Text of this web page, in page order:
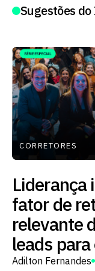
Sugestões
CORRETORES
Liderança
fator de
relevante
leads
Adilton Fernandes